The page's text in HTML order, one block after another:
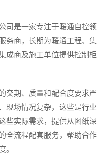
是一家专注于暖通自控领
务商，长期为暖通工程、集
成商及施工单位提供控制柜
期、质量和配合度要求严
场情况复杂，这些是行业
些实际需求，提供从图纸深
全流程配套服务，帮助合作
。